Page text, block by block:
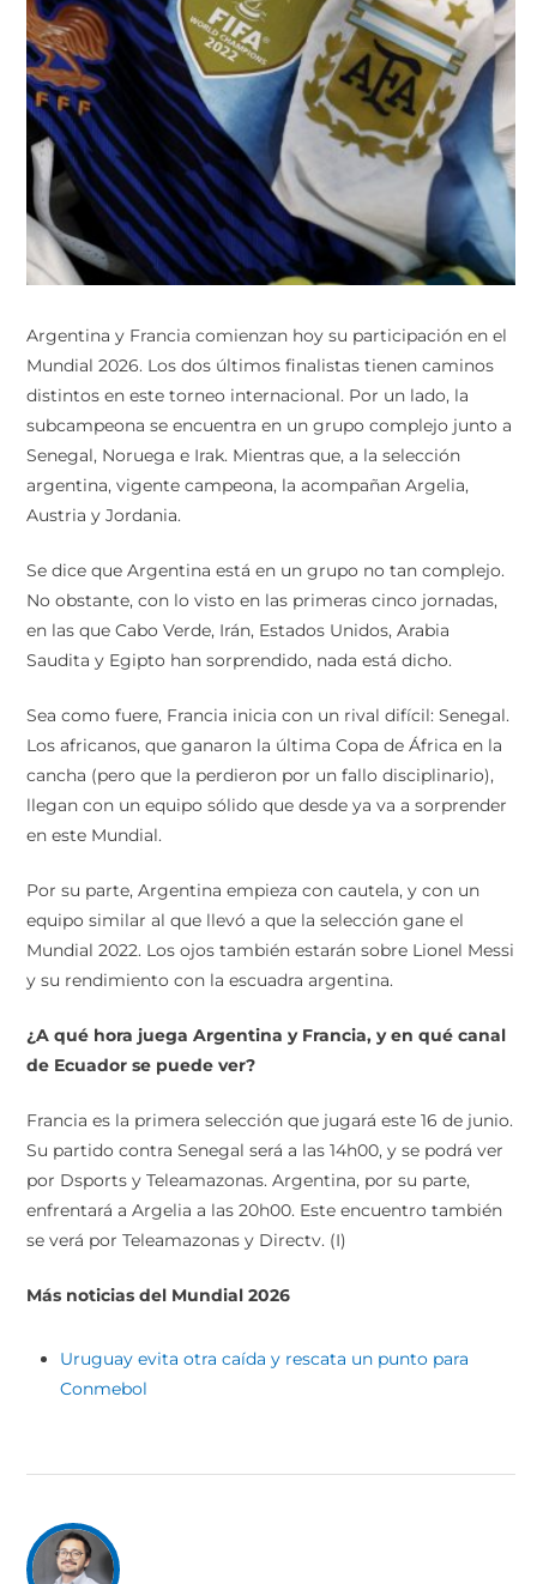
Argentina y Francia comienzan hoy su participación en el
Mundial 2026. Los dos últimos finalistas tienen caminos
distintos en este torneo internacional. Por un lado, la
subcampeona se encuentra en un grupo complejo junto a
Senegal, Noruega e Irak. Mientras que, a la selección
argentina, vigente campeona, la acompañan Argelia,
Austria y Jordania.
Se dice que Argentina está en un grupo no tan complejo.
No obstante, con lo visto en las primeras cinco jornadas,
en las que Cabo Verde, Irán, Estados Unidos, Arabia
Saudita y Egipto han sorprendido, nada está dicho.
Sea como fuere, Francia inicia con un rival difícil: Senegal.
Los africanos, que ganaron la última Copa de África en la
cancha (pero que la perdieron por un fallo disciplinario),
llegan con un equipo sólido que desde ya va a sorprender
en este Mundial.
Por su parte, Argentina empieza con cautela, y con un
equipo similar al que llevó a que la selección gane el
Mundial 2022. Los ojos también estarán sobre Lionel Messi
y su rendimiento con la escuadra argentina.
¿A qué hora juega Argentina y Francia, y en qué canal
de Ecuador se puede ver?
Francia es la primera selección que jugará este 16 de junio.
Su partido contra Senegal será a las 14h00, y se podrá ver
por Dsports y Teleamazonas. Argentina, por su parte,
enfrentará a Argelia a las 20h00. Este encuentro también
se verá por Teleamazonas y Directv. (I)
Más noticias del Mundial 2026
Uruguay evita otra caída y rescata un punto para
Conmebol